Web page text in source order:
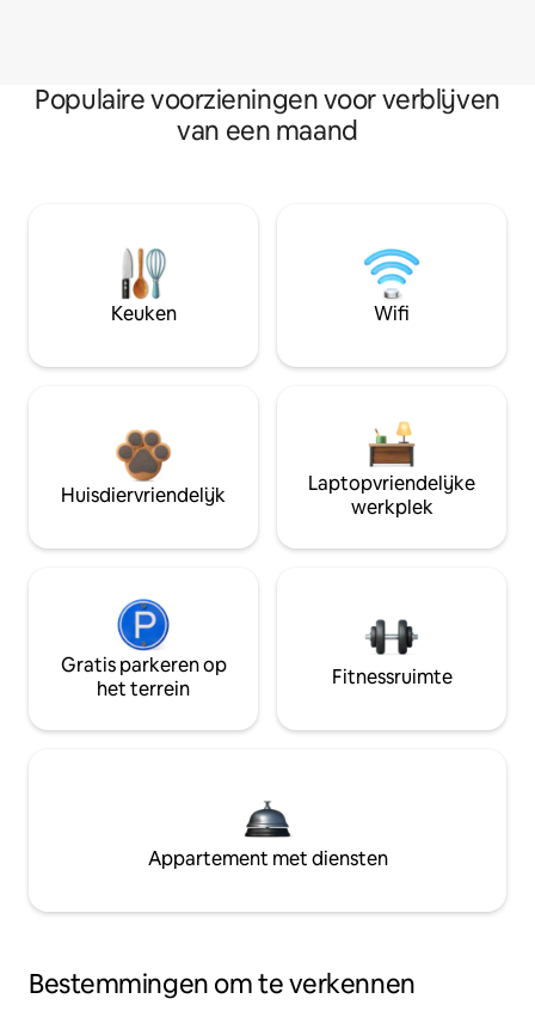
Populaire voorzieningen voor verblijven
van een maand
Keuken Wifi
Huisdiervriendelijk
Laptopvriendelijke
werkplek
Gratis parkeren op
het terrein
Fitnessruimte
Appartement met diensten
Bestemmingen om te verkennen